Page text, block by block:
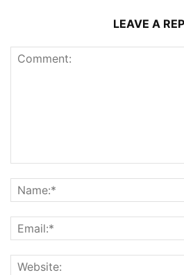
LEAVE A